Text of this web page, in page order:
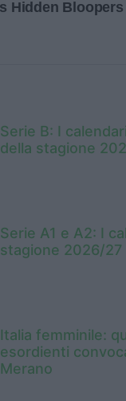
Serie B: I
della stagione
Serie A1 e A2: I
stagione 2026/27
Italia femminile:
esordienti
Merano